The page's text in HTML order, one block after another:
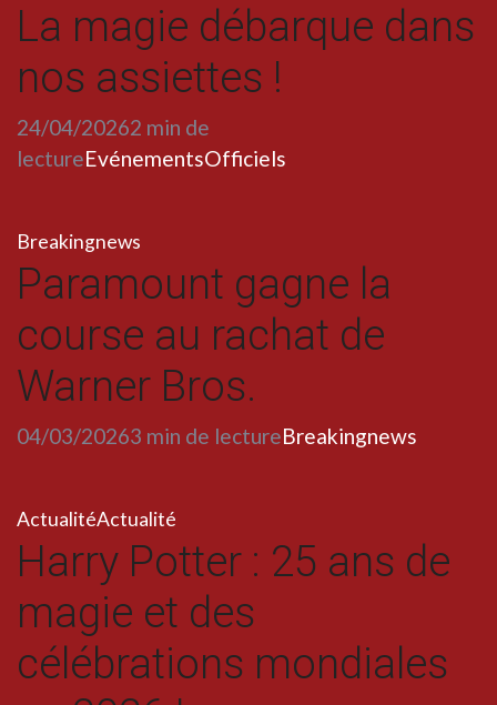
La magie débarque dans
nos assiettes !
24/04/20262 min de
lectureEvénementsOfficiels
Breakingnews
Paramount gagne la
course au rachat de
Warner Bros.
04/03/20263 min de lectureBreakingnews
ActualitéActualité
Harry Potter : 25 ans de
magie et des
célébrations mondiales